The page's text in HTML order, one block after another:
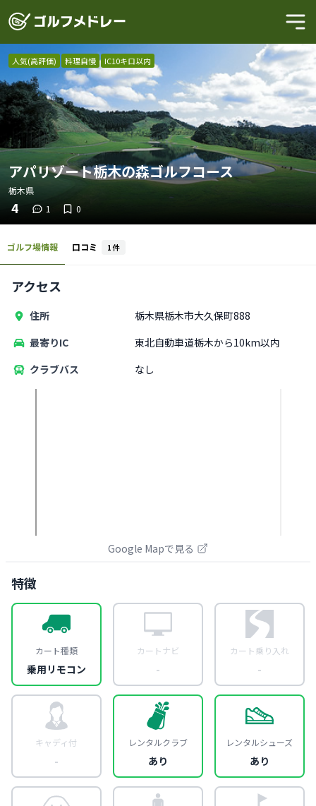
人気(高評価) 料理自慢 IC10キロ以内
アパリゾート栃木の森ゴルフコース
栃木県
4 1 0
ゴルフ場情報 口コミ 1 件
アクセス
住所
栃木県栃木市大久保町888
最寄りIC
東北自動車道栃木から10km以内
クラブバス
なし
Google Mapで見る
特徴
カート種類
乗用リモコン
カートナビ
-
カート乗り入れ
-
キャディ付
-
レンタルクラブ
あり
レンタルシューズ
あり